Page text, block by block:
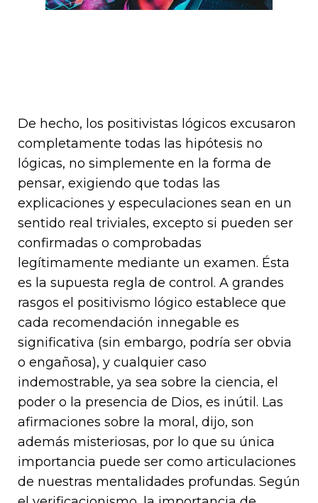
De hecho, los positivistas lógicos excusaron
completamente todas las hipótesis no
lógicas, no simplemente en la forma de
pensar, exigiendo que todas las
explicaciones y especulaciones sean en un
sentido real triviales, excepto si pueden ser
confirmadas o comprobadas
legítimamente mediante un examen. Ésta
es la supuesta regla de control. A grandes
rasgos el positivismo lógico establece que
cada recomendación innegable es
significativa (sin embargo, podría ser obvia
o engañosa), y cualquier caso
indemostrable, ya sea sobre la ciencia, el
poder o la presencia de Dios, es inútil. Las
afirmaciones sobre la moral, dijo, son
además misteriosas, por lo que su única
importancia puede ser como articulaciones
de nuestras mentalidades profundas. Según